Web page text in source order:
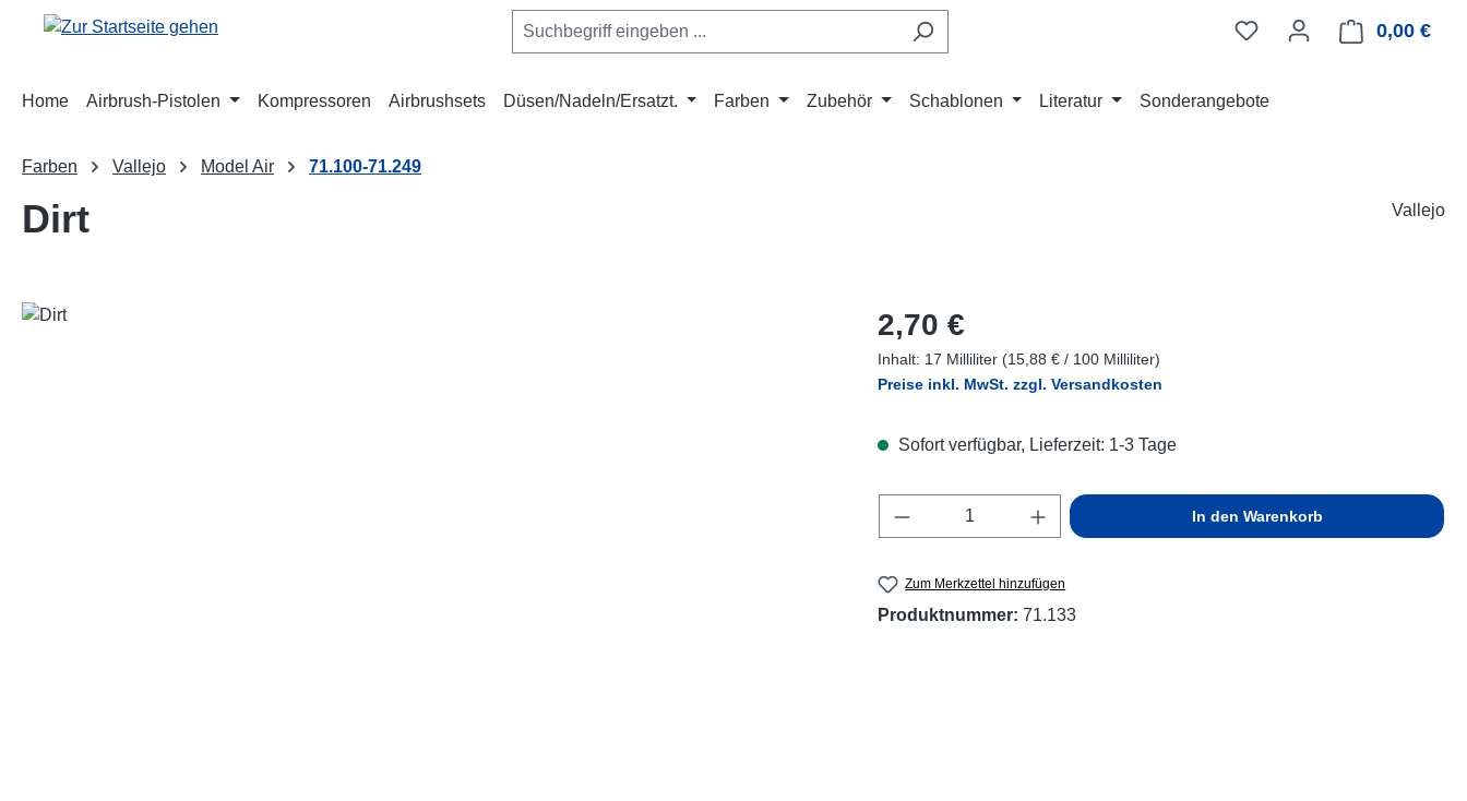
Hauptinhalt springen
Zur Suche springen
Zur Hauptnavigation springen 0,00 €
Home Airbrush-Pistolen Kompressoren Airbrushsets Düsen/Nadeln/Ersatzt. Farben Zubehör Schablonen Literatur Sonderangebote
Farben Vallejo Model Air 71.100-71.249
Dirt Vallejo
Bildergalerie überspringen Regulärer Preis:
2,70 €
Inhalt: 17 Milliliter (15,88 € / 100 Milliliter)
Preise inkl. MwSt. zzgl. Versandkosten
Sofort verfügbar, Lieferzeit: 1-3 Tage
Produkt Anzahl: Gib den gewünschten Wert ein
In den Warenkorb
Zum Merkzettel hinzufügen
Produktnummer: 71.133